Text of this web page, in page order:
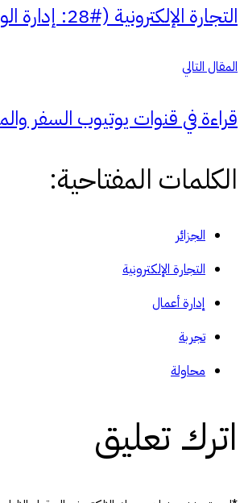
التجارة الإلكترونية (#28: إدارة الوفرة!)
المقال التالي
قراءة في قنوات يوتيوب السفر
الكلمات المفتاحية:
الجزائر
التجارة الإلكترونية
إدارة أعمال
تجربة
محاولة
اترك تعليق